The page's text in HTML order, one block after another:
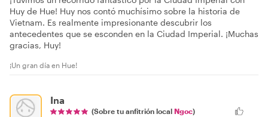
Huy de Hue! Huy nos contó muchísimo sobre la historia de
Vietnam. Es realmente impresionante descubrir los
antecedentes que se esconden en la Ciudad Imperial. ¡Muchas
gracias, Huy!
¡Un gran día en Hue!
Ina
(Sobre tu anfitrión local Ngoc)